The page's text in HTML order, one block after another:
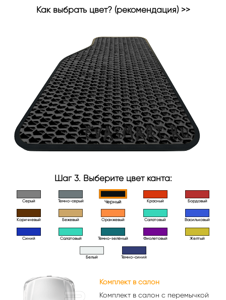
Как выбрать цвет? (рекомендация) >>
Шаг 3. Выберите цвет канта:
Серый Темно-серый Черный Красный Бордовый
Коричневый Бежевый Оранжевый Салатовый Васильковый
Синий Салатовый Тёмно-зелёный Фиолетовый Желтый
Белый Тёмно-синий
Комплект в салон
Комплект в салон с перемычкой